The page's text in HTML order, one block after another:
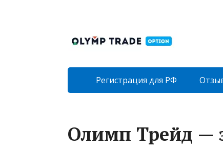
Регистрация для РФ
Олимп Трейд —